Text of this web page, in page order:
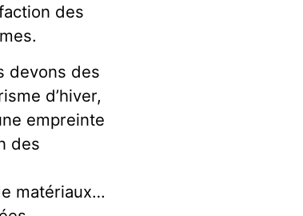
des
devons des
d’hiver,
empreinte
des
matériaux…